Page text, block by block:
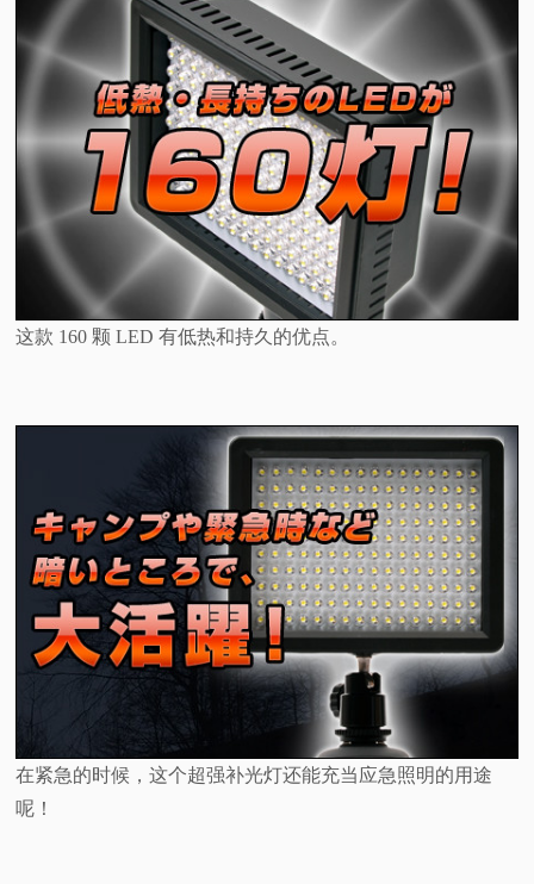
这款 160 颗 LED 有低热和持久的优点。
在紧急的时候，这个超强补光灯还能充当应急照明的用途
呢！